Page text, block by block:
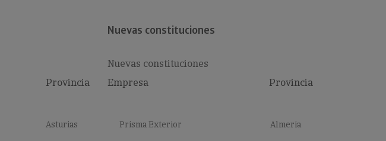
Provincia
Asturias
Nuevas constituciones
Nuevas constituciones
Empresa
Provincia
Prisma Exterior Almeria